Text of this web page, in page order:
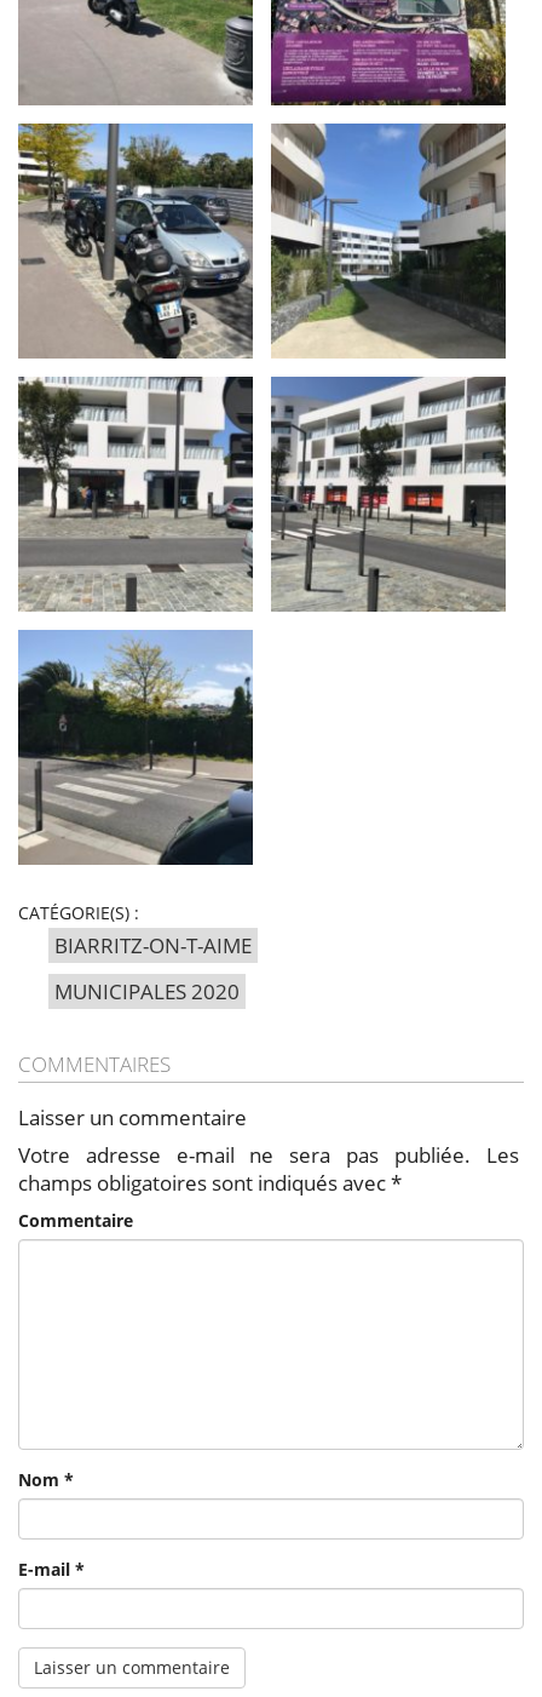
CATÉGORIE(S) :
BIARRITZ-ON-T-AIME
MUNICIPALES 2020
COMMENTAIRES
Laisser un commentaire
Votre adresse e-mail ne sera pas publiée.
Les
champs obligatoires sont indiqués avec*
Commentaire
Nom *
E-mail *